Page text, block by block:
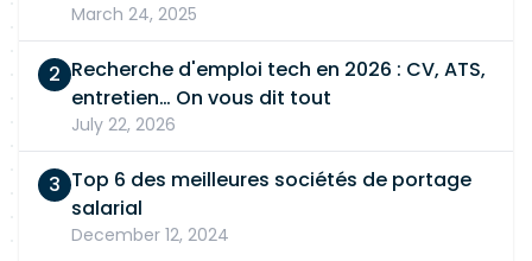
March 24, 2025
Recherche d'emploi tech en 2026 : CV, ATS,
entretien… On vous dit tout
July 22, 2026
Top 6 des meilleures sociétés de portage
salarial
December 12, 2024